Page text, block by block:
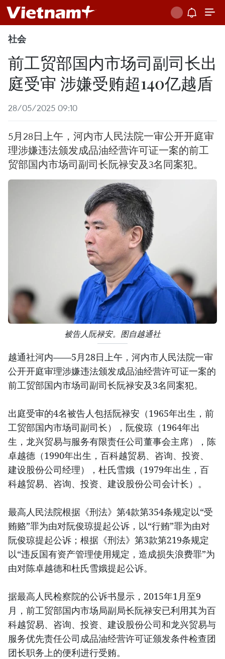
社会
前工贸部国内市场司副司长出
庭受审 涉嫌受贿超140亿越盾
28/05/2025 09:10
5月28日上午，河内市人民法院一审公开开庭审
理涉嫌违法颁发成品油经营许可证一案的前工
贸部国内市场司副司长阮禄安及3名同案犯。
被告人阮禄安。图自越通社
越通社河内——5月28日上午，河内市人民法院一审
公开开庭审理涉嫌违法颁发成品油经营许可证一案的
前工贸部国内市场司副司长阮禄安及3名同案犯。
出庭受审的4名被告人包括阮禄安（1965年出生，前
工贸部国内市场司副司长），阮俊琼（1964年出
生，龙兴贸易与服务有限责任公司董事会主席），陈
卓越德（1990年出生，百科越贸易、咨询、投资、
建设股份公司经理），杜氏雪娥（1979年出生，百
科越贸易、咨询、投资、建设股份公司会计长）。
最高人民法院根据《刑法》第4款第354条规定以“受
贿赂”罪为由对阮俊琼提起公诉，以“行贿”罪为由对
阮俊琼提起公诉；根据《刑法》第3款第219条规定
以“违反国有资产管理使用规定，造成损失浪费罪”为
由对陈卓越德和杜氏雪娥提起公诉。
据最高人民检察院的公诉书显示，2015年1月至9
月，前工贸部国内市场局副局长阮禄安已利用其为百
科越贸易、咨询、投资、建设股份公司和龙兴贸易与
服务优先责任公司成品油经营许可证颁发条件检查团
团长职务上的便利进行受贿。